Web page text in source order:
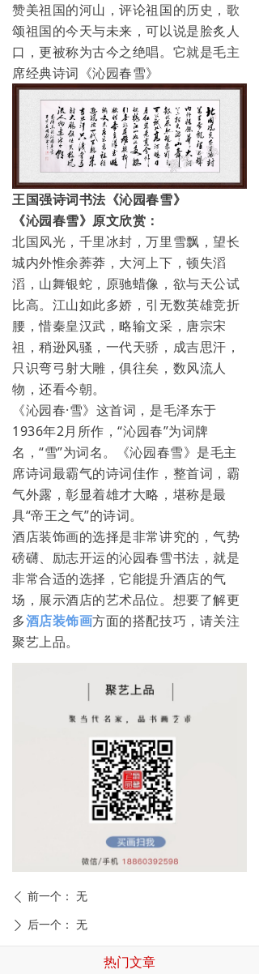
赞美祖国的河山，评论祖国的历史，歌
颂祖国的今天与未来，可以说是脍炙人
口，更被称为古今之绝唱。它就是毛主
席经典诗词《沁园春雪》
王国强诗词书法《沁园春雪》
《沁园春雪》原文欣赏：
北国风光，千里冰封，万里雪飘，望长
城内外惟余莾莽，大河上下，顿失滔
滔，山舞银蛇，原驰蜡像，欲与天公试
比高。江山如此多娇，引无数英雄竞折
腰，惜秦皇汉武，略输文采，唐宗宋
祖，稍逊风骚，一代天骄，成吉思汗，
只识弯弓射大雕，俱往矣，数风流人
物，还看今朝。
《沁园春·雪》这首词，是毛泽东于
1936年2月所作，“沁园春”为词牌
名，“雪”为词名。《沁园春雪》是毛主
席诗词最霸气的诗词佳作，整首词，霸
气外露，彰显着雄才大略，堪称是最
具“帝王之气”的诗词。
酒店装饰画的选择是非常讲究的，气势
磅礴、励志开运的沁园春雪书法，就是
非常合适的选择，它能提升酒店的气
场，展示酒店的艺术品位。想要了解更
多酒店装饰画方面的搭配技巧，请关注
聚艺上品。
热门文章
ꄴ 前一个： 无
ꄲ 后一个： 无